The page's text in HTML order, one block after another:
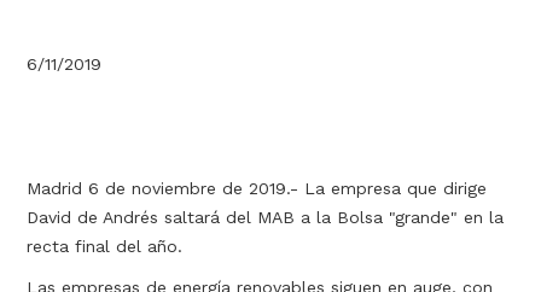
6/11/2019
Madrid 6 de noviembre de 2019.- La empresa que dirige
David de Andrés saltará del MAB a la Bolsa "grande" en la
recta final del año.
Las empresas de energía renovables siguen en auge, con